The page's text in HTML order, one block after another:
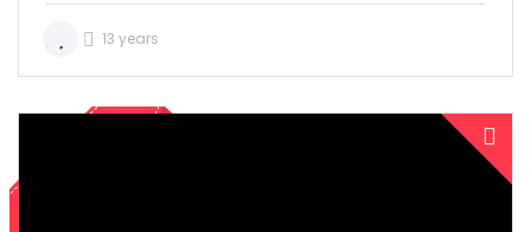
13 years